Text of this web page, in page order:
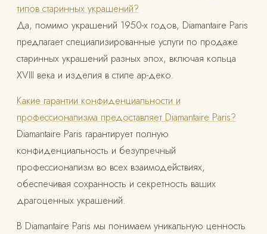
типов старинных украшений?
Да, помимо украшений 1950-х годов, Diamantaire Paris
предлагает специализированные услуги по продаже
старинных украшений разных эпох, включая кольца
XVIII века и изделия в стиле ар-деко.
Какие гарантии конфиденциальности и
профессионализма предоставляет Diamantaire Paris?
Diamantaire Paris гарантирует полную
конфиденциальность и безупречный
профессионализм во всех взаимодействиях,
обеспечивая сохранность и секретность ваших
драгоценных украшений.
В Diamantaire Paris мы понимаем уникальную ценность